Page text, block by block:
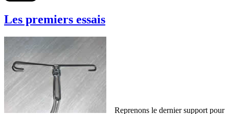
Les premiers essais
Reprenons le dernier support pour